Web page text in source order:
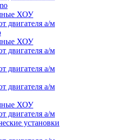
ХОУ
двигателя а/м
ХОУ
двигателя а/м
двигателя а/м
двигателя а/м
ХОУ
двигателя а/м
установки